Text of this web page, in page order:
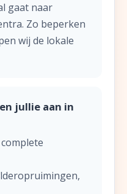
gaat naar
Zo beperken
wij de lokale
jullie aan in